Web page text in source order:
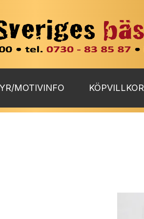
MOTIVINFO KÖPVILLKOR